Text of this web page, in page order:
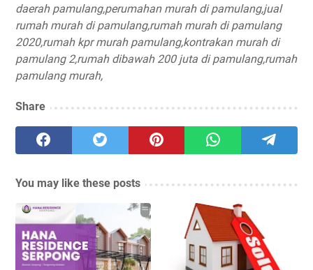
daerah pamulang,perumahan murah di pamulang,jual
rumah murah di pamulang,rumah murah di pamulang
2020,rumah kpr murah pamulang,kontrakan murah di
pamulang 2,rumah dibawah 200 juta di pamulang,rumah
pamulang murah,
Share
You may like these posts